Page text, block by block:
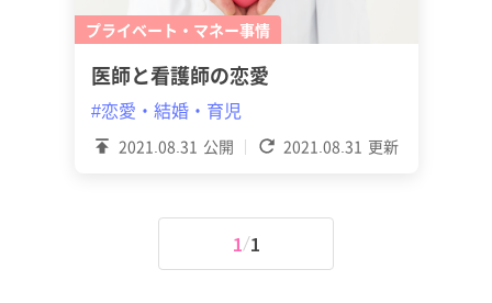
プライベート・マネー事情
2021.08.31 公開 2021.08.31 更新
医師と看護師の恋愛
#恋愛・結婚・育児
1 1